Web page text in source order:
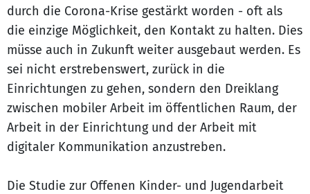
durch die Corona-Krise gestärkt worden - oft als
die einzige Möglichkeit, den Kontakt zu halten. Dies
müsse auch in Zukunft weiter ausgebaut werden. Es
sei nicht erstrebenswert, zurück in die
Einrichtungen zu gehen, sondern den Dreiklang
zwischen mobiler Arbeit im öffentlichen Raum, der
Arbeit in der Einrichtung und der Arbeit mit
digitaler Kommunikation anzustreben.
Die Studie zur Offenen Kinder- und Jugendarbeit